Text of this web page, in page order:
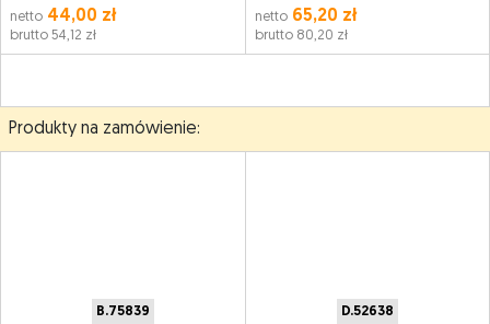
netto 44,00 zł
brutto 54,12 zł
netto65,20 zł
brutto 80,20 zł
Produkty na zamówienie:
B.75839 D.52638